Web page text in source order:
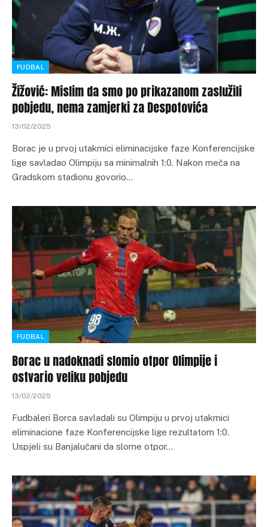
FUDBAL
Žižović: Mislim da smo po prikazanom zaslužili
pobjedu, nema zamjerki za Despotovića
13/02/2025
Borac je u prvoj utakmici eliminacijske faze Konferencijske
lige savladao Olimpiju sa minimalnih 1:0. Nakon meča na
Gradskom stadionu govorio…
FUDBAL
Borac u nadoknadi slomio otpor Olimpije i
ostvario veliku pobjedu
13/02/2025
Fudbaleri Borca savladali su Olimpiju u prvoj utakmici
eliminacione faze Konferencijske lige rezultatom 1:0.
Uspjeli su Banjalučani da slome otpor…